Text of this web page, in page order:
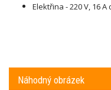
Elektřina - 220 V, 16
Náhodný obrázek